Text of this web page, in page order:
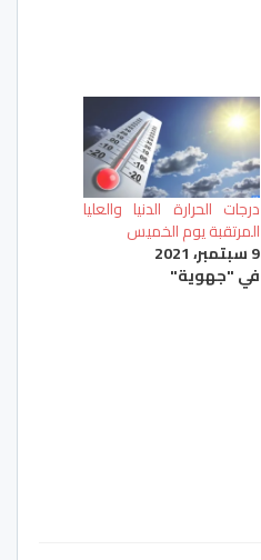
درجات الحرارة الدنيا والعليا
المرتقبة يوم الخميس
9 سبتمبر، 2021
في "جهوية"